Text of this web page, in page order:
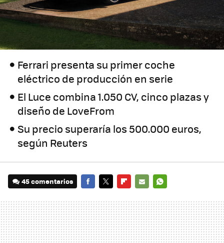
Ferrari presenta su primer coche
eléctrico de producción en serie
El Luce combina 1.050 CV, cinco plazas y
diseño de LoveFrom
Su precio superaría los 500.000 euros,
según Reuters
45 comentarios
MAIL